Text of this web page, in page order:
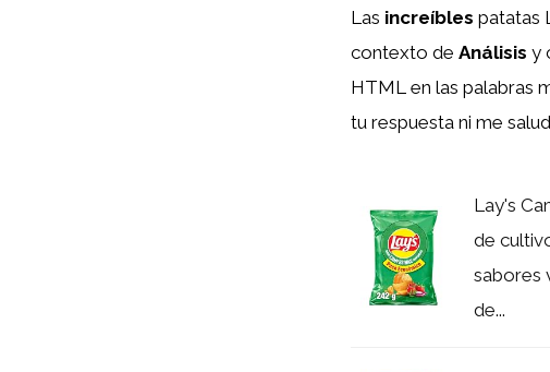
Las increíbles patatas
contexto de Análisis y
HTML en las palabras
tu respuesta ni me
Lay's
de
sabores
de...